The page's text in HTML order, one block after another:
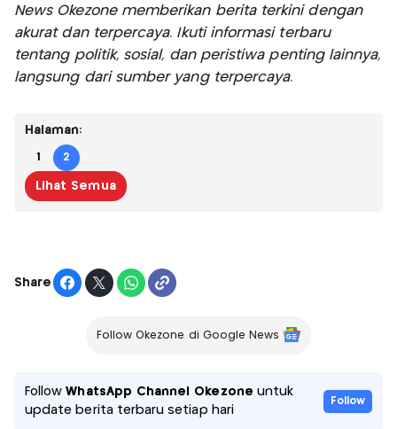
News Okezone memberikan berita terkini dengan
akurat dan terpercaya. Ikuti informasi terbaru
tentang politik, sosial, dan peristiwa penting lainnya,
langsung dari sumber yang terpercaya.
Halaman:
1 2
Lihat Semua
Share
Follow Okezone di Google News
FollowWhatsApp Channel Okezone untuk
update berita terbaru setiap hari
Follow